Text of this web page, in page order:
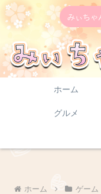
みぃちゃ
ホーム
グルメ
ホーム ゲーム